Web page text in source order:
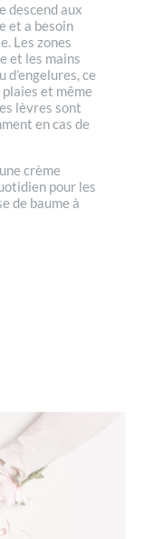
descend aux
et a besoin
Les zones
et les mains
ce
et même
lèvres sont
en cas de
crème
pour les
de baume à